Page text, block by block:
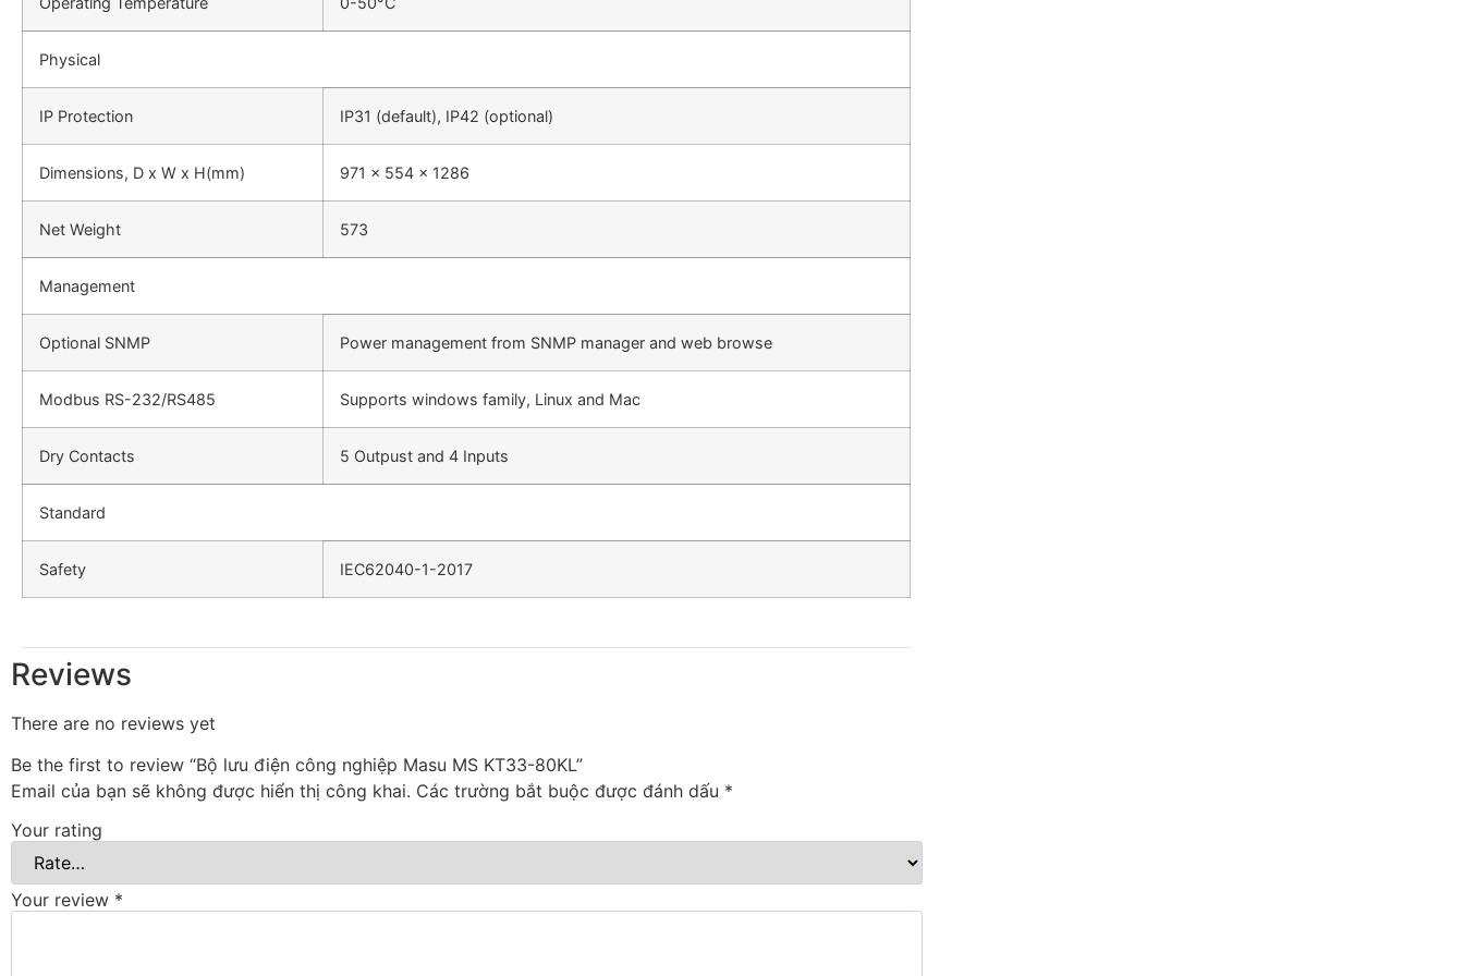
Physical
IP Protection IP31 (default), IP42 (optional)
Dimensions, D x W x H(mm) 971 x 554 x 1286
Net Weight 573
Management
Optional SNMP Power management from SNMP manager and web browse
Modbus RS-232/RS485 Supports windows family, Linux and Mac
Dry Contacts 5 Outpust and 4 Inputs
Standard
Safety IEC62040-1-2017
Reviews
There are no reviews yet
Be the first to review “Bộ lưu điện công nghiệp Masu MS KT33-80KL”
Email của bạn sẽ không được hiển thị công khai. Các trường bắt buộc được đánh dấu *
Your rating
Your review *